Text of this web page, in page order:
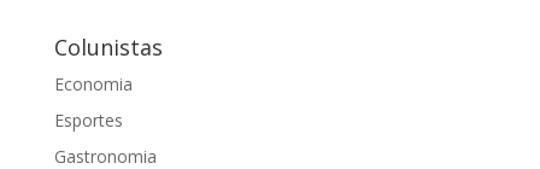
Colunistas
Economia
Esportes
Gastronomia